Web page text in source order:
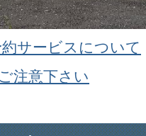
サービスについて
注意下さい